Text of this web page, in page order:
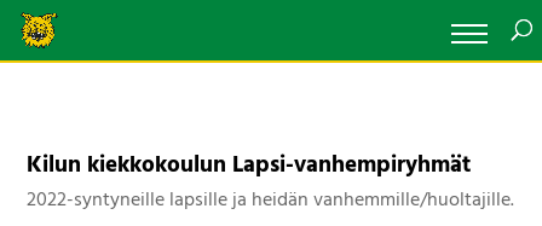
Kilun kiekkokoulun Lapsi-vanhempiryhmät
2022-syntyneille lapsille ja heidän vanhemmille/huoltajille.